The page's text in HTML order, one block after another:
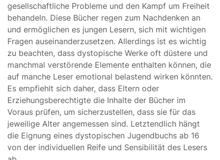
gesellschaftliche Probleme und den Kampf um Freiheit
behandeln. Diese Bücher regen zum Nachdenken an
und ermöglichen es jungen Lesern, sich mit wichtigen
Fragen auseinanderzusetzen. Allerdings ist es wichtig
zu beachten, dass dystopische Werke oft düstere und
manchmal verstörende Elemente enthalten können, die
auf manche Leser emotional belastend wirken könnten.
Es empfiehlt sich daher, dass Eltern oder
Erziehungsberechtigte die Inhalte der Bücher im
Voraus prüfen, um sicherzustellen, dass sie für das
jeweilige Alter angemessen sind. Letztendlich hängt
die Eignung eines dystopischen Jugendbuchs ab 16
von der individuellen Reife und Sensibilität des Lesers